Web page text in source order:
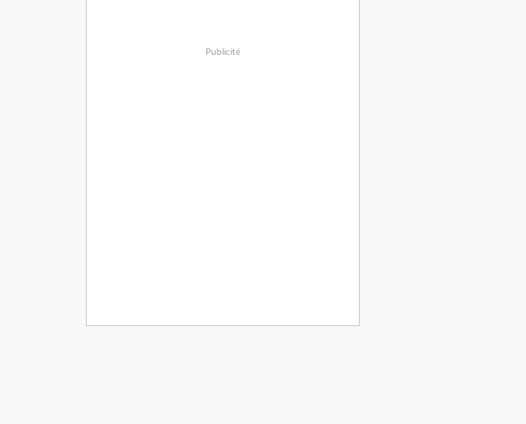
Publicité